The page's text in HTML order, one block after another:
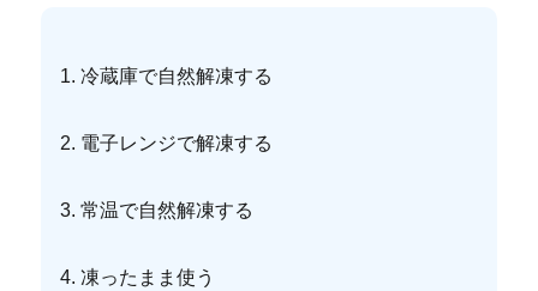
1. 冷蔵庫で自然解凍する
2. 電子レンジで解凍する
3. 常温で自然解凍する
4. 凍ったまま使う